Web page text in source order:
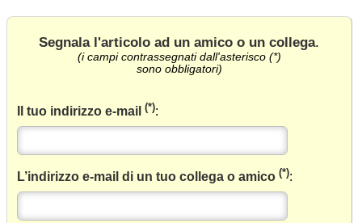
Segnala l'articolo ad un amico o un collega.
(i campi contrassegnati dall'asterisco (*)
sono obbligatori)
Il tuo indirizzo e-mail(*):
L’indirizzo e-mail di un tuo collega o amico(*):